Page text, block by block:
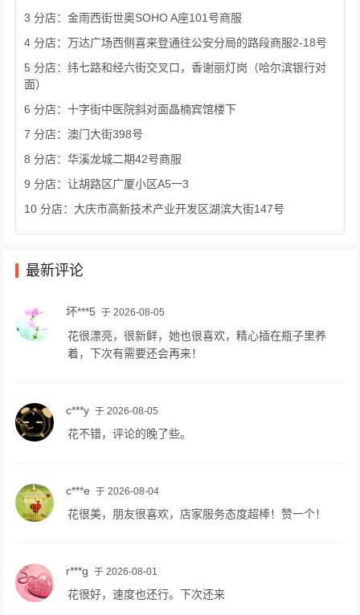
3 分店：金雨西街世奥SOHO A座101号商服
4 分店：万达广场西侧喜来登通往公安分局的路段商服2-18号
5 分店：纬七路和经六街交叉口，香谢丽灯岗（哈尔滨银行对
面）
6 分店：十字街中医院斜对面晶楠宾馆楼下
7 分店：澳门大街398号
8 分店：华溪龙城二期42号商服
9 分店：让胡路区广厦小区A5一3
10 分店：大庆市高新技术产业开发区湖滨大街147号
最新评论
坏***5 于 2026-08-05
花很漂亮，很新鲜，她也很喜欢，精心插在瓶子里养
着，下次有需要还会再来！
c***y 于 2026-08-05
花不错，评论的晚了些。
c***e 于 2026-08-04
花很美，朋友很喜欢，店家服务态度超棒！赞一个！
r***g 于 2026-08-01
花很好，速度也还行。下次还来